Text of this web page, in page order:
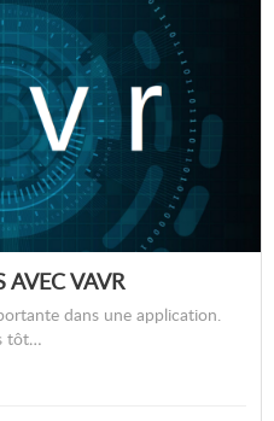
AVEC VAVR
dans une application.
tôt…